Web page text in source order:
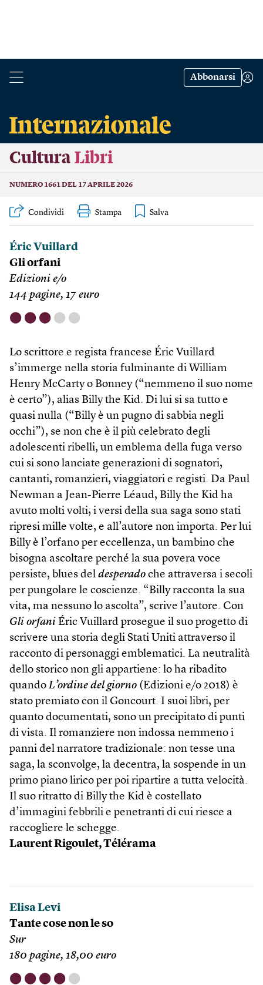
Abbonarsi
Cultura Libri
NUMERO 1661 DEL 17 APRILE 2026
Condividi Stampa
Éric Vuillard
Gli orfani
Edizioni e/o
144 pagine, 17 euro
⬤ ⬤ ⬤ ⬤ ⬤
Lo scrittore e regista francese Éric Vuillard
s’immerge nella storia fulminante di William
Henry McCarty o Bonney (“nemmeno il suo nome
è certo”), alias Billy the Kid. Di lui si sa tutto e
quasi nulla (“Billy è un pugno di sabbia negli
occhi”), se non che è il più celebrato degli
adolescenti ribelli, un emblema della fuga verso
cui si sono lanciate generazioni di sognatori,
cantanti, romanzieri, viaggiatori e registi. Da Paul
Newman a Jean-Pierre Léaud, Billy the Kid ha
avuto molti volti; i versi della sua saga sono stati
ripresi mille volte, e all’autore non importa. Per lui
Billy è l’orfano per eccellenza, un bambino che
bisogna ascoltare perché la sua povera voce
persiste, blues del desperado che attraversa i secoli
per pungolare le coscienze. “Billy racconta la sua
vita, ma nessuno lo ascolta”, scrive l’autore. Con
Gli orfani Éric Vuillard prosegue il suo progetto di
scrivere una storia degli Stati Uniti attraverso il
racconto di personaggi emblematici. La neutralità
dello storico non gli appartiene: lo ha ribadito
quando L’ordine del giorno (Edizioni e/o 2018) è
stato premiato con il Goncourt. I suoi libri, per
quanto documentati, sono un precipitato di punti
di vista. Il romanziere non indossa nemmeno i
panni del narratore tradizionale: non tesse una
saga, la sconvolge, la decentra, la sospende in un
primo piano lirico per poi ripartire a tutta velocità.
Il suo ritratto di Billy the Kid è costellato
d’immagini febbrili e penetranti di cui riesce a
raccogliere le schegge.
Laurent Rigoulet, Télérama
Elisa Levi
Tante cose non le so
Sur
180 pagine, 18,00 euro
⬤ ⬤ ⬤ ⬤ ⬤